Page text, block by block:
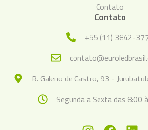
Contato
Contato
+55 (11) 3842-
R. Galeno de Castro, 93 -
Segunda a Sexta das 8:00